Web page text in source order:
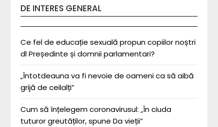
DE INTERES GENERAL
Ce fel de educație sexuală propun copiilor noștri
dl Președinte și domnii parlamentari?
„Întotdeauna va fi nevoie de oameni ca să aibă
grijă de ceilalți”
Cum să înțelegem coronavirusul: „În ciuda
tuturor greutăților, spune Da vieții”